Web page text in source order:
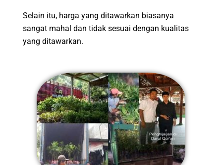
Selain itu, harga yang ditawarkan biasanya
sangat mahal dan tidak sesuai dengan kualitas
yang ditawarkan.